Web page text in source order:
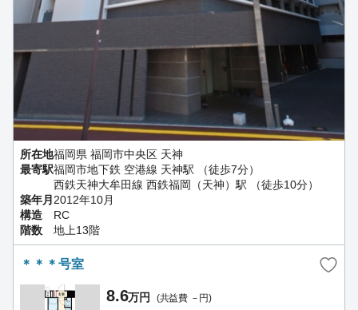
所在地福岡県 福岡市中央区 天神
最寄駅福岡市地下鉄 空港線 天神駅 （徒歩7分）
西鉄天神大牟田線 西鉄福岡（天神）駅 （徒歩10分）
築年月2012年10月
構造
RC
階数
地上13階
＊＊＊号室
8.6万円 (共益費 －円)